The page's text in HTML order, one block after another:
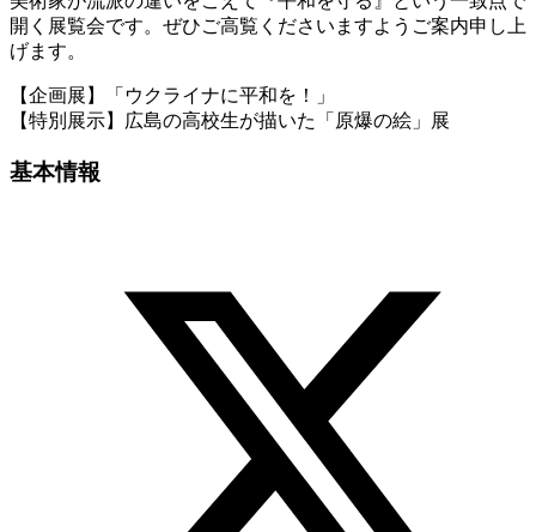
開く展覧会です。ぜひご高覧くださいますようご案内申し上
げます。
【企画展】「ウクライナに平和を！」
【特別展示】広島の高校生が描いた「原爆の絵」展
基本情報